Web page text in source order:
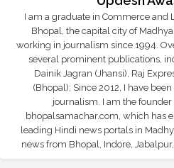
I am a graduate in Commerce and
Bhopal, the capital city of
working in journalism since 1994.
several prominent publications,
Dainik Jagran (Jhansi), Raj
(Bhopal); Since 2012, I have
journalism. I am the
bhopalsamachar.com, which has
leading Hindi news portals in
news from Bhopal, Indore,